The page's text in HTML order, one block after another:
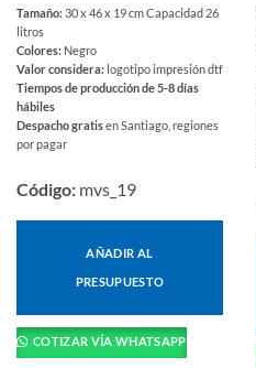
Tamaño:30 x 46 x 19 cm Capacidad 26
litros
Colores: Negro
Valor considera: logotipo impresión dtf
Tiempos de producción de 5-8 días
hábiles
Despacho gratisen Santiago, regiones
por pagar
Código: mvs_19
AÑADIR AL
PRESUPUESTO
COTIZAR VÍA WHATSAPP